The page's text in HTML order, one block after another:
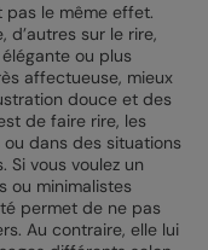
pas le même effet.
d’autres sur le rire,
ou plus
affectueuse, mieux
douce et des
de faire rire, les
dans des situations
vous voulez un
ou minimalistes
permet de ne pas
Au contraire, elle lui